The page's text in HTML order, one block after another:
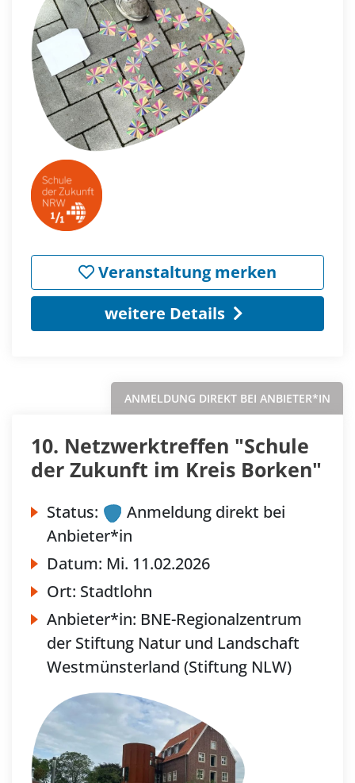
Veranstaltung merken
weitere Details
ANMELDUNG DIREKT BEI ANBIETER*IN
10. Netzwerktreffen "Schule
der Zukunft im Kreis Borken"
Status:
Anmeldung direkt bei
Anbieter*in
Datum: Mi. 11.02.2026
Ort: Stadtlohn
Anbieter*in: BNE-Regionalzentrum
der Stiftung Natur und Landschaft
Westmünsterland (Stiftung NLW)